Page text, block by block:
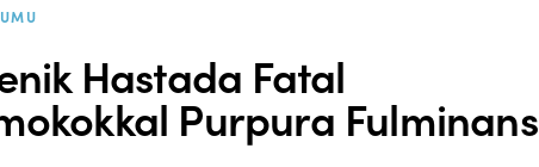
Hastada Fatal
Purpura Fulminans